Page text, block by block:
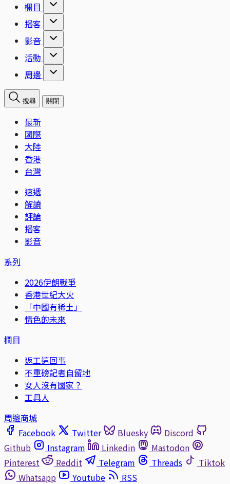
欄目
播客
影音
活動
周邊
搜尋 關閉
最新
國際
大陸
香港
台灣
速遞
解讀
評論
播客
影音
系列
2026伊朗戰爭
香港世紀大火
「中國有稀土」
情色的未來
欄目
返工這回事
不重磅記者自留地
女人沒有國家？
工具人
周邊商城
Facebook
Twitter Bluesky
Discord
Github
Instagram Linkedin
Mastodon
Pinterest
Reddit Telegram Threads
Tiktok
Whatsapp
Youtube
RSS